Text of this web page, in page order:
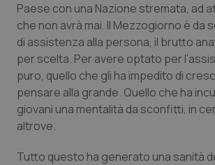
Sangue & coagulazione
Tiroide
Tumore al seno
Tumore ovarico
Tumori del Polmone & Testa
Paese con una Nazione stremata, ad
che non avrà mai. Il Mezzogiorno è da
di assistenza alla persona, il brutto
per scelta. Per avere optato per
puro, quello che gli ha impedito di
pensare alla grande. Quello che ha
giovani una mentalità da sconfitti, in
altrove.
Tutto questo ha generato una sanità